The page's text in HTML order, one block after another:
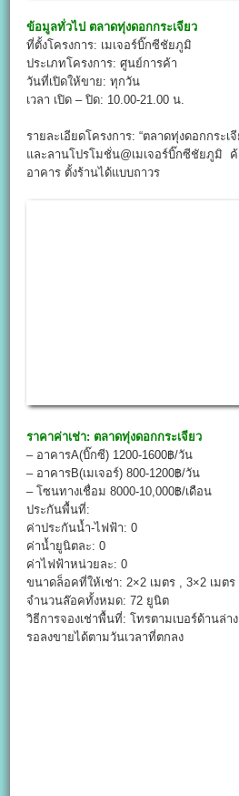
ข้อมูลทั่วไป ตลาดทุ่งดอกกระเจียว
ที่ตั้งโครงการ: เมเจอร์บิ๊กซีชัยภูมิ
ประเภทโครงการ: ศูนย์การค้า
วันที่เปิดให้ขาย: ทุกวัน
เวลา เปิด – ปิด: 10.00-21.00 น.
รายละเอียดโครงการ: “ตลาดทุ่งดอกกระ
และลานโปรโมชั่น@เมเจอร์บิ๊กซีชัยภูมิ
อาคาร ตั้งร้านได้แบบถาวร
ราคาค่าเช่า: ตลาดทุ่งดอกกระเจียว
– อาคารA(บิ๊กซี) 1200-1600฿/วัน
– อาคารB(เมเจอร์) 800-1200฿/วัน
– โซนทางเชื่อม 8000-10,000฿/เดือน
ประกันพื้นที่:
ค่าประกันน้ำ-ไฟฟ้า: 0
ค่าน้ำยูนิตละ: 0
ค่าไฟฟ้าหน่วยละ: 0
ขนาดล็อคที่ให้เช่า: 2×2 เมตร , 3×2 เมตร
จำนวนล๊อคทั้งหมด: 72 ยูนิต
วิธีการจองเช่าพื้นที่: โทรตามเบอร์ด้านล่า
รอลงขายได้ตามวันเวลาที่ตกลง